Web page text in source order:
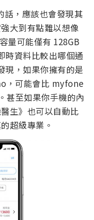
話，應該也會發現其
大到有點難以想像
量可能僅有 128GB
時資料比較出哪個通
，如果你擁有的是
，可能會比 myfone
甚至如果你手機的內
生》也可以自動比
超級專業。